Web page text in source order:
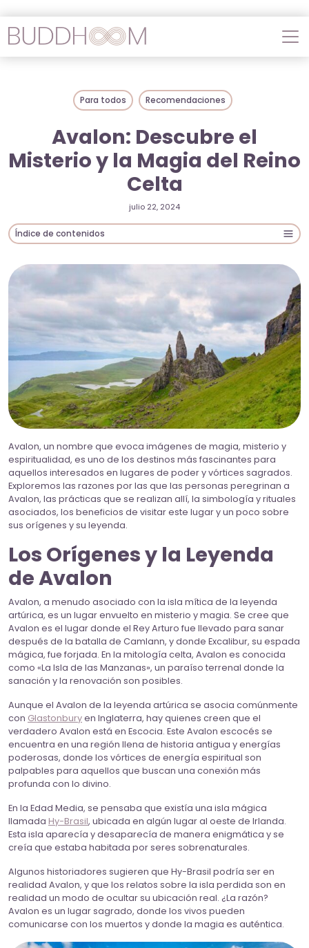
Para todos Recomendaciones
Avalon: Descubre el
Misterio y la Magia del Reino
Celta
julio 22, 2024
Índice de contenidos
Avalon, un nombre que evoca imágenes de magia, misterio y
espiritualidad, es uno de los destinos más fascinantes para
aquellos interesados en lugares de poder y vórtices sagrados.
Exploremos las razones por las que las personas peregrinan a
Avalon, las prácticas que se realizan allí, la simbología y rituales
asociados, los beneficios de visitar este lugar y un poco sobre
sus orígenes y su leyenda.
Los Orígenes y la Leyenda
de Avalon
Avalon, a menudo asociado con la isla mítica de la leyenda
artúrica, es un lugar envuelto en misterio y magia. Se cree que
Avalon es el lugar donde el Rey Arturo fue llevado para sanar
después de la batalla de Camlann, y donde Excalibur, su espada
mágica, fue forjada. En la mitología celta, Avalon es conocida
como «La Isla de las Manzanas», un paraíso terrenal donde la
sanación y la renovación son posibles.
Aunque el Avalon de la leyenda artúrica se asocia comúnmente
con Glastonburyen Inglaterra, hay quienes creen que el
verdadero Avalon está en Escocia. Este Avalon escocés se
encuentra en una región llena de historia antigua y energías
poderosas, donde los vórtices de energía espiritual son
palpables para aquellos que buscan una conexión más
profunda con lo divino.
En la Edad Media, se pensaba que existía una isla mágica
llamada Hy-Brasil, ubicada en algún lugar al oeste de Irlanda.
Esta isla aparecía y desaparecía de manera enigmática y se
creía que estaba habitada por seres sobrenaturales.
Algunos historiadores sugieren que Hy-Brasil podría ser en
realidad Avalon, y que los relatos sobre la isla perdida son en
realidad un modo de ocultar su ubicación real. ¿La razón?
Avalon es un lugar sagrado, donde los vivos pueden
comunicarse con los muertos y donde la magia es auténtica.